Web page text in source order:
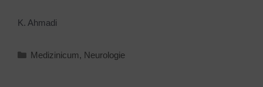
K. Ahmadi
Medizinicum, Neurologie